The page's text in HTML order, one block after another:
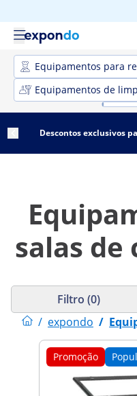
Equipamentos para
Equipamentos de
Descontos exclusivos
salas de
/ expondo /
Filtro (0)
Promoção